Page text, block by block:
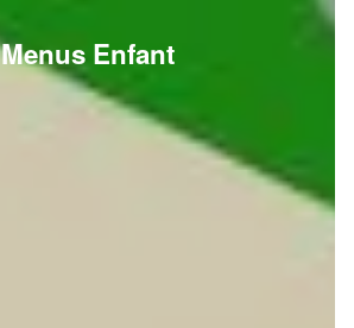
Menus Enfant